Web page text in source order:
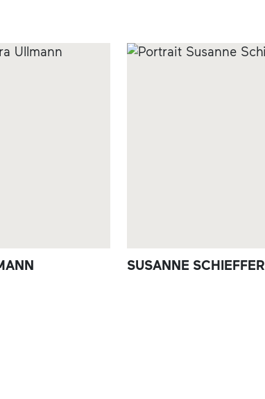
SUSANNE SCHIEFFER